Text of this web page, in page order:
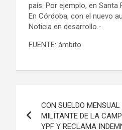
país. Por ejemplo, en
En Córdoba, con el nuevo
Noticia en desarrollo.-
FUENTE: ámbito
de
CON SUELDO
MILITANTE DE LA
YPF Y RECLAMA